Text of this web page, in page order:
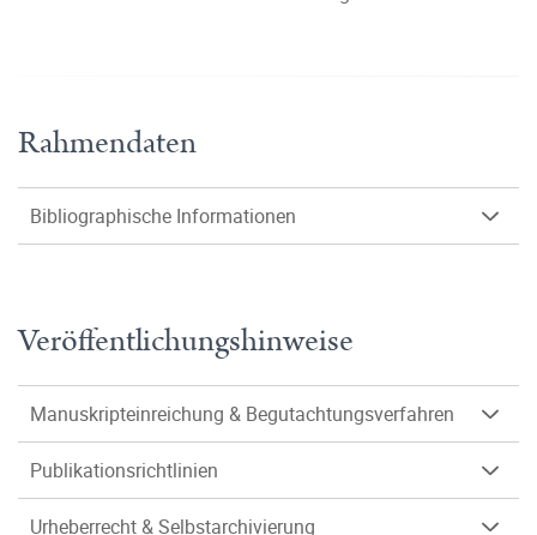
Rahmendaten
Bibliographische Informationen
Veröffentlichungshinweise
Manuskripteinreichung & Begutachtungsverfahren
Publikationsrichtlinien
Urheberrecht & Selbstarchivierung